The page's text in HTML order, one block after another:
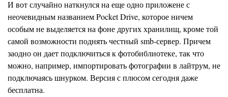
И вот случайно наткнулся на еще одно приложене с
неочевидным названием Pocket Drive, которое ничем
особым не выделяется на фоне других хранилищ, кроме той
самой возможности поднять честный smb-сервер. Причем
заодно он дает подключиться к фотобиблиотеке, так что
можно, например, импортировать фотографии в лайтрум, не
подключаясь шнурком. Версия с плюсом сегодня даже
бесплатна.